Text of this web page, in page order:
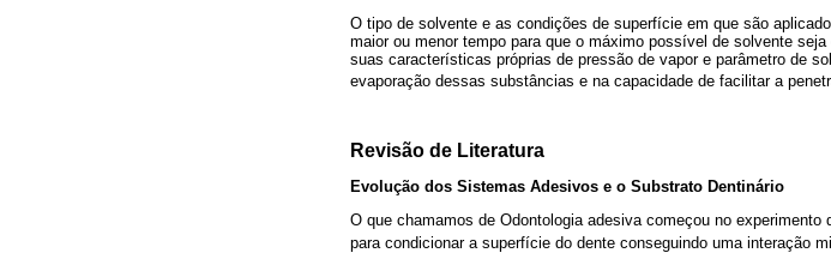
O tipo de solvente e as condições de superfície em que são
maior ou menor tempo para que o máximo possível de solvente
suas características próprias de pressão de vapor e parâmetro de
evaporação dessas substâncias e na capacidade de facilitar a
Revisão de Literatura
Evolução dos Sistemas Adesivos e o Substrato Dentinário
O que chamamos de Odontologia adesiva começou no
para condicionar a superfície do dente conseguindo uma interação